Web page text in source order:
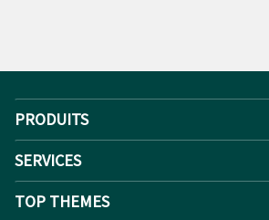
PRODUITS
SERVICES
TOP THEMES